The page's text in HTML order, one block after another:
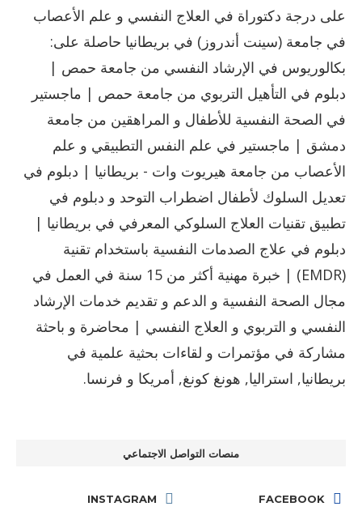
على درجة دكتوراة في العلاج النفسي و علم الأعصاب
في جامعة (سينت أندروز) في بريطانيا حاصلة على:
بكالوريوس في الإرشاد النفسي من جامعة حمص |
دبلوم في التأهيل التربوي من جامعة حمص | ماجستير
في الصحة النفسية للأطفال و المراهقين من جامعة
دمشق | ماجستير في علم النفس التطبيقي و علم
الأعصاب من جامعة هيريوت وات - بريطانيا | دبلوم في
تعديل السلوك لأطفال اضطراب التوحد و دبلوم في
تطبيق تقنيات العلاج السلوكي المعرفي في بريطانيا |
دبلوم في علاج الصدمات النفسية باستخدام تقنية
(EMDR) | خبرة مهنية أكثر من 15 سنة في العمل في
مجال الصحة النفسية و الدعم و تقديم خدمات الإرشاد
النفسي و التربوي و العلاج النفسي | محاضرة و باحثة
مشاركة في مؤتمرات و لقاءات بحثية علمية في
بريطانيا, استراليا, هونغ كونغ, أمريكا و فرنسا.
منصات التواصل الاجتماعي
FACEBOOK
INSTAGRAM